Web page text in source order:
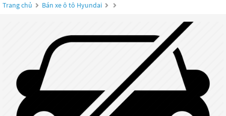
Trang chủ Bán xe ô tô Hyundai